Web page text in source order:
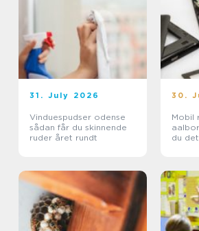
31. July 2026
Vinduespudser odense
sådan får du skinnende
ruder året rundt
30.
Mobil
aalborg sådan
du